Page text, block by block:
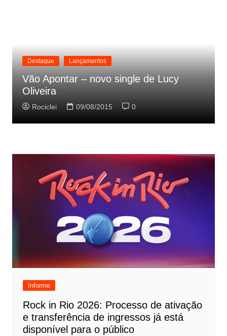
Destaque Lançamentos
Vão Apontar – novo single de Lucy
Oliveira
Rociclei 09/08/2015 0
Informe
Rock in Rio 2026: Processo de ativação
e transferência de ingressos já está
disponível para o público